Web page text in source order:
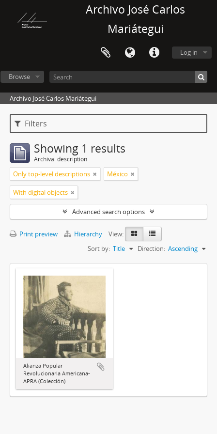
Archivo José Carlos
Mariátegui
Log in
Browse
Archivo José Carlos Mariátegui
Filters
Showing 1 results
Archival description
Only top-level descriptions México
With digital objects
Advanced search options
Print preview Hierarchy
View:
Sort by: Title Direction: Ascending
Alianza Popular
Revolucionaria Americana-
APRA (Colección)